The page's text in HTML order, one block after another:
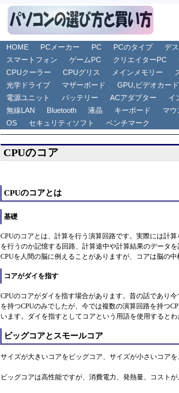
HOME PCメーカー PC PCのタイプ デ
スマートフォン
ゲームPC クリエイターPC
CPUクーラー
CPUグリス メインメモリー
光学ドライブ
マザーボード GPU,ビデオカード
電源ユニット
バッテリー ACアダプター イ
無線LAN
Bluetooth 液晶 キーボード マウ
OS
セキュリティソフト ベンチマーク
CPUのコア
CPUのコアとは
基礎
CPUのコアとは、計算を行う演算回路です。実際には計
を行うのか記憶する回路、計算途中や計算結果のデータ
CPUを人間の脳に例えることがありますが、コアは脳の中
コアがダイを指す
CPUのコアがダイを指す場合があります。昔の話であり
を持つCPUのみでしたが、今では複数の演算回路を持つ
います。ダイを指すとしてコアという用語を使用するとわ
ビッグコアとスモールコア
サイズが大きいコアをビッグコア、サイズが小さいコアを
ビッグコアは高性能ですが、消費電力、発熱量、コストが